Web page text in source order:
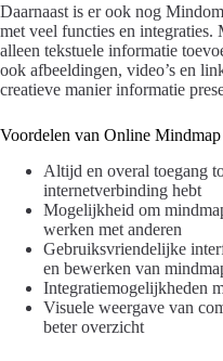
Daarnaast is er ook nog
met veel functies en
alleen tekstuele informatie
ook afbeeldingen, video’s en
creatieve manier informatie
Voordelen van Online
Altijd en overal toegang
internetverbinding hebt
Mogelijkheid om
werken met anderen
Gebruiksvriendelijke
en bewerken van
Integratiemogelijkheden
Visuele weergave van
beter overzicht